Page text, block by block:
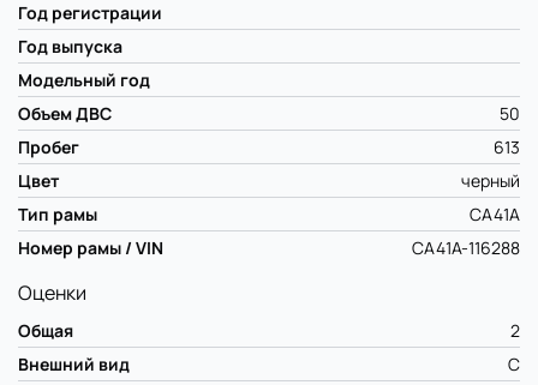
Год регистрации
Год выпуска
Модельный год
Объем ДВС
50
Пробег
613
Цвет
черный
Тип рамы
CA41A
Номер рамы / VIN
CA41A-116288
Оценки
Общая
2
Внешний вид
C